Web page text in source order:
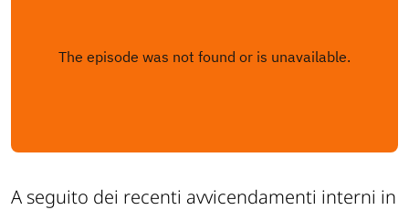
A seguito dei recenti avvicendamenti interni in